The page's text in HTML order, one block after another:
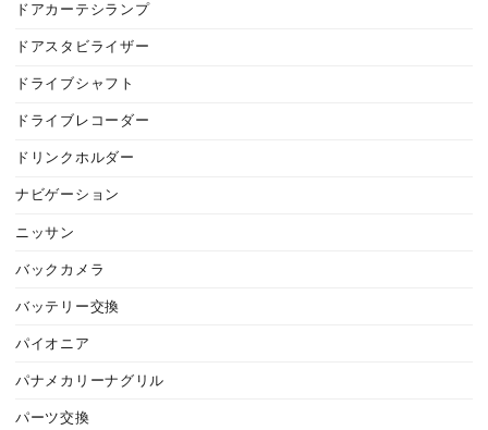
ドアカーテシランプ
ドアスタビライザー
ドライブシャフト
ドライブレコーダー
ドリンクホルダー
ナビゲーション
ニッサン
バックカメラ
バッテリー交換
パイオニア
パナメカリーナグリル
パーツ交換